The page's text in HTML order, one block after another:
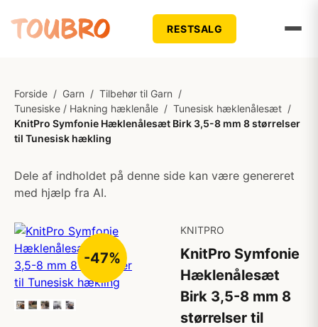
RESTSALG
Forside / Garn / Tilbehør til Garn /
Tunesiske / Hakning hæklenåle / Tunesisk hæklenålesæt /
KnitPro Symfonie Hæklenålesæt Birk 3,5-8 mm 8 størrelser
til Tunesisk hækling
Dele af indholdet på denne side kan være genereret
med hjælp fra AI.
-47%
KNITPRO
KnitPro Symfonie
Hæklenålesæt
Birk 3,5-8 mm 8
størrelser til